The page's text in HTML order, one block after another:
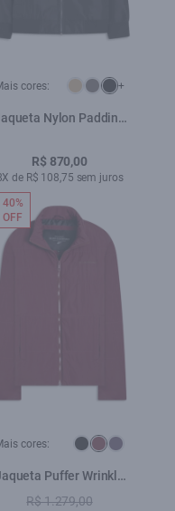
cores: +
Nylon Padding
R$ 870,00
de R$ 108,75 sem juros
cores:
Puffer Wrinkle
Ellus Bordeaux
R$ 1.279,00
40%
OFF